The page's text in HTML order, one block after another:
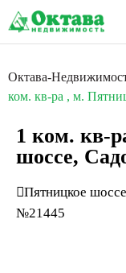
Октава-
ком. кв-ра , м.
1 ком. кв-
шоссе,
Пятницкое шоссе
№21445